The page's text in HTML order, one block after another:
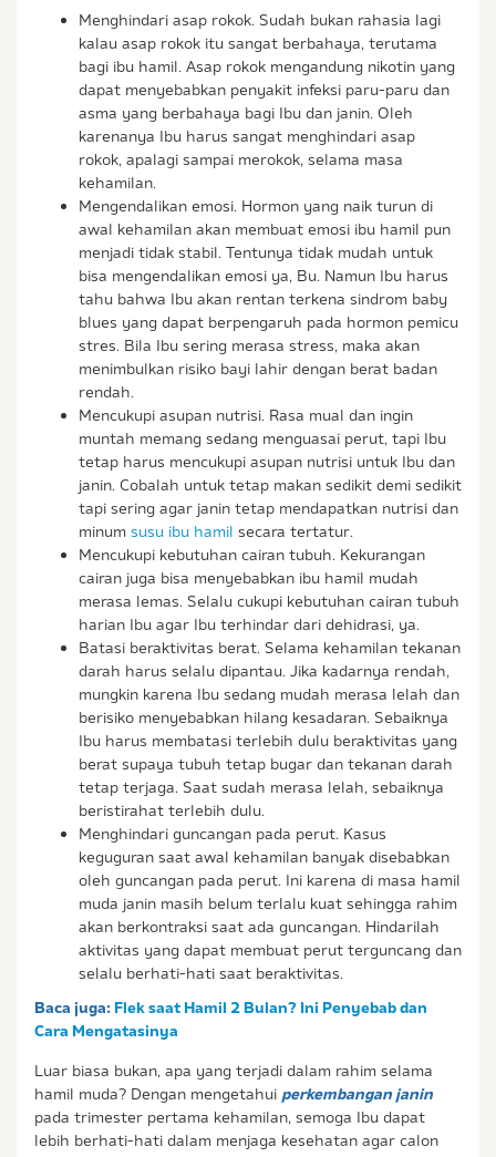
Menghindari asap rokok. Sudah bukan rahasia lagi
kalau asap rokok itu sangat berbahaya, terutama
bagi ibu hamil. Asap rokok mengandung nikotin yang
dapat menyebabkan penyakit infeksi paru-paru dan
asma yang berbahaya bagi Ibu dan janin. Oleh
karenanya Ibu harus sangat menghindari asap
rokok, apalagi sampai merokok, selama masa
kehamilan.
Mengendalikan emosi. Hormon yang naik turun di
awal kehamilan akan membuat emosi ibu hamil pun
menjadi tidak stabil. Tentunya tidak mudah untuk
bisa mengendalikan emosi ya, Bu. Namun Ibu harus
tahu bahwa Ibu akan rentan terkena sindrom baby
blues yang dapat berpengaruh pada hormon pemicu
stres. Bila Ibu sering merasa stress, maka akan
menimbulkan risiko bayi lahir dengan berat badan
rendah.
Mencukupi asupan nutrisi. Rasa mual dan ingin
muntah memang sedang menguasai perut, tapi Ibu
tetap harus mencukupi asupan nutrisi untuk Ibu dan
janin. Cobalah untuk tetap makan sedikit demi sedikit
tapi sering agar janin tetap mendapatkan nutrisi dan
minum susu ibu hamil secara tertatur.
Mencukupi kebutuhan cairan tubuh. Kekurangan
cairan juga bisa menyebabkan ibu hamil mudah
merasa lemas. Selalu cukupi kebutuhan cairan tubuh
harian Ibu agar Ibu terhindar dari dehidrasi, ya.
Batasi beraktivitas berat. Selama kehamilan tekanan
darah harus selalu dipantau. Jika kadarnya rendah,
mungkin karena Ibu sedang mudah merasa lelah dan
berisiko menyebabkan hilang kesadaran. Sebaiknya
Ibu harus membatasi terlebih dulu beraktivitas yang
berat supaya tubuh tetap bugar dan tekanan darah
tetap terjaga. Saat sudah merasa lelah, sebaiknya
beristirahat terlebih dulu.
Menghindari guncangan pada perut. Kasus
keguguran saat awal kehamilan banyak disebabkan
oleh guncangan pada perut. Ini karena di masa hamil
muda janin masih belum terlalu kuat sehingga rahim
akan berkontraksi saat ada guncangan. Hindarilah
aktivitas yang dapat membuat perut terguncang dan
selalu berhati-hati saat beraktivitas.
Baca juga: Flek saat Hamil 2 Bulan? Ini Penyebab dan
Cara Mengatasinya
Luar biasa bukan, apa yang terjadi dalam rahim selama
hamil muda? Dengan mengetahui perkembangan janin
pada trimester pertama kehamilan, semoga Ibu dapat
lebih berhati-hati dalam menjaga kesehatan agar calon